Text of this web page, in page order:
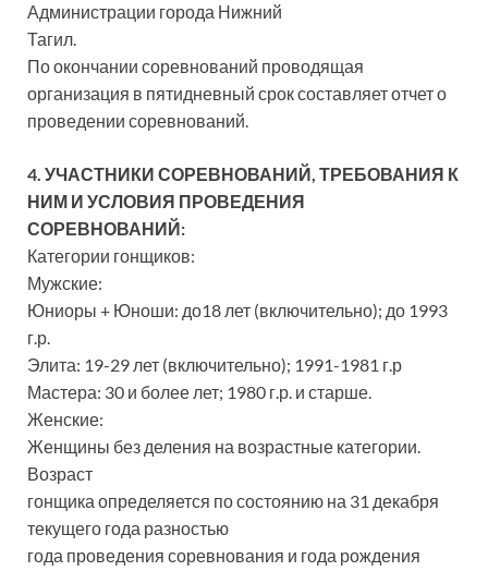
Администрации города Нижний
Тагил.
По окончании соревнований проводящая
организация в пятидневный срок составляет отчет о
проведении соревнований.
4. УЧАСТНИКИ СОРЕВНОВАНИЙ, ТРЕБОВАНИЯ К
НИМ И УСЛОВИЯ ПРОВЕДЕНИЯ
СОРЕВНОВАНИЙ:
Категории гонщиков:
Мужские:
Юниоры + Юноши: до18 лет (включительно); до 1993
г.р.
Элита: 19-29 лет (включительно); 1991-1981 г.р
Мастера: 30 и более лет; 1980 г.р. и старше.
Женские:
Женщины без деления на возрастные категории.
Возраст
гонщика определяется по состоянию на 31 декабря
текущего года разностью
года проведения соревнования и года рождения